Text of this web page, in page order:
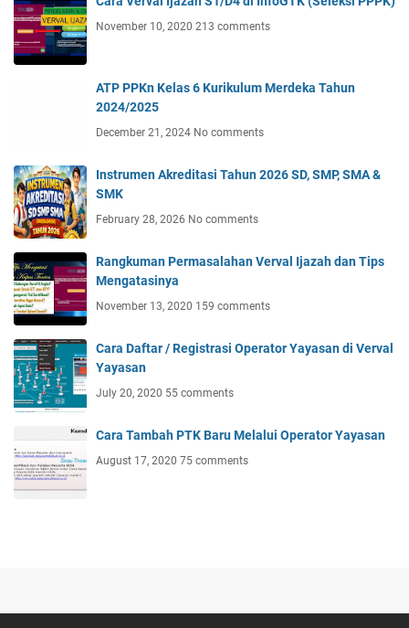
November 10, 2020 213 comments
ATP PPKn Kelas 6 Kurikulum Merdeka Tahun
2024/2025
December 21, 2024 No comments
Instrumen Akreditasi Tahun 2026 SD, SMP, SMA &
SMK
February 28, 2026 No comments
Rangkuman Permasalahan Verval Ijazah dan Tips
Mengatasinya
November 13, 2020 159 comments
Cara Daftar / Registrasi Operator Yayasan di Verval
Yayasan
July 20, 2020 55 comments
Cara Tambah PTK Baru Melalui Operator Yayasan
August 17, 2020 75 comments